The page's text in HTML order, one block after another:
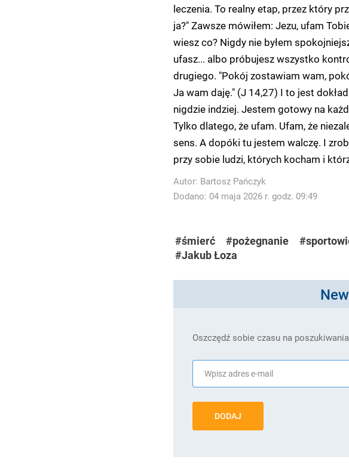
leczenia. To realny etap, przez który
ja?" Zawsze mówiłem: Jezu, ufam
wiesz co? Nigdy nie byłem
ufasz... albo próbujesz wszystko
drugiego. "Pokój zostawiam wam,
Ja wam daję." (J 14,27) I to jest
nigdzie indziej. Jestem gotowy na
Tylko dlatego, że ufam. Ufam, że
sens. A dopóki tu jestem walczę. I
przy sobie ludzi, których kocham i
Autor: Bartosz Pańczyk
Dodano: 04 maja 2026 r. godz. 09:49
#śmierć #pożegnanie
#Jakub Łoza
Oszczędź sobie czasu na
DODAJ